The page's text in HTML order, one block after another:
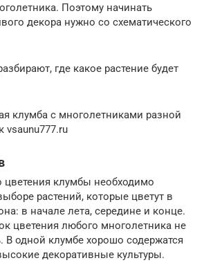
Поэтому начинать
декора нужно со схематического
где какое растение будет
клумба с многолетниками разной
цветения клумбы необходимо
растений, которые цветут в
в начале лета, середине и конце.
цветения любого многолетника не
В одной клумбе хорошо содержатся
декоративные культуры.